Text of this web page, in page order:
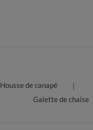
Housse de canapé
Galette de chaise